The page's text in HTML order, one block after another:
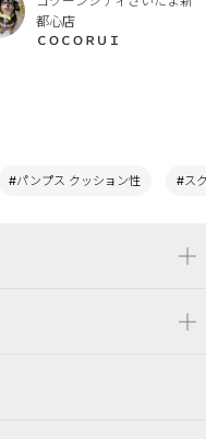
都心店
ＣＯＣＯＲＵＩ
#パンプス クッション性 #ス